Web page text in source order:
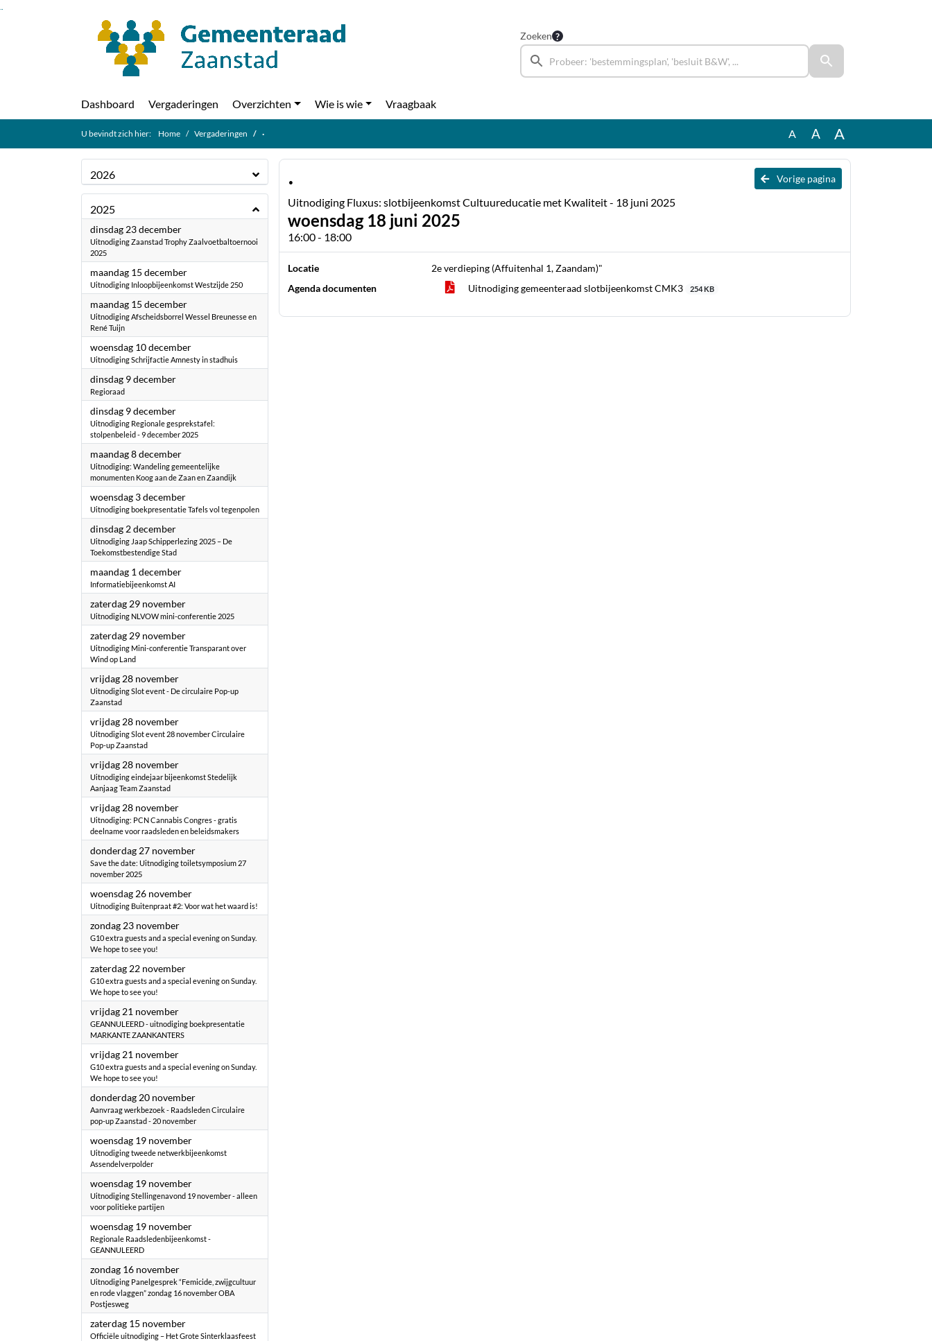
Ga naar de inhoud van deze pagina
Zoeken
Dashboard Vergaderingen Overzichten Wie is wie Vraagbaak
U bevindt zich hier: Home Vergaderingen · A A A
2026
2025
dinsdag 23 december2025
Uitnodiging Zaanstad Trophy Zaalvoetbaltoernooi
2025
maandag 15 december2025
Uitnodiging Inloopbijeenkomst Westzijde 250
maandag 15 december2025
Uitnodiging Afscheidsborrel Wessel Breunesse en
René Tuijn
woensdag 10 december2025
Uitnodiging Schrijfactie Amnesty in stadhuis
dinsdag 9 december2025
Regioraad
dinsdag 9 december2025
Uitnodiging Regionale gesprekstafel:
stolpenbeleid - 9 december 2025
maandag 8 december2025
Uitnodiging: Wandeling gemeentelijke
monumenten Koog aan de Zaan en Zaandijk
woensdag 3 december2025
Uitnodiging boekpresentatie Tafels vol tegenpolen
dinsdag 2 december2025
Uitnodiging Jaap Schipperlezing 2025 – De
Toekomstbestendige Stad
maandag 1 december2025
Informatiebijeenkomst AI
zaterdag 29 november2025
Uitnodiging NLVOW mini-conferentie 2025
zaterdag 29 november2025
Uitnodiging Mini-conferentie Transparant over
Wind op Land
vrijdag 28 november2025
Uitnodiging Slot event - De circulaire Pop-up
Zaanstad
vrijdag 28 november2025
Uitnodiging Slot event 28 november Circulaire
Pop-up Zaanstad
vrijdag 28 november2025
Uitnodiging eindejaar bijeenkomst Stedelijk
Aanjaag Team Zaanstad
vrijdag 28 november2025
Uitnodiging: PCN Cannabis Congres - gratis
deelname voor raadsleden en beleidsmakers
donderdag 27 november2025
Save the date: Uitnodiging toiletsymposium 27
november 2025
woensdag 26 november2025
Uitnodiging Buitenpraat #2: Voor wat het waard is!
zondag 23 november2025
G10 extra guests and a special evening on Sunday.
We hope to see you!
zaterdag 22 november2025
G10 extra guests and a special evening on Sunday.
We hope to see you!
vrijdag 21 november2025
GEANNULEERD - uitnodiging boekpresentatie
MARKANTE ZAANKANTERS
vrijdag 21 november2025
G10 extra guests and a special evening on Sunday.
We hope to see you!
donderdag 20 november2025
Aanvraag werkbezoek - Raadsleden Circulaire
pop-up Zaanstad - 20 november
woensdag 19 november2025
Uitnodiging tweede netwerkbijeenkomst
Assendelverpolder
woensdag 19 november2025
Uitnodiging Stellingenavond 19 november - alleen
voor politieke partijen
woensdag 19 november2025
Regionale Raadsledenbijeenkomst -
GEANNULEERD
zondag 16 november2025
Uitnodiging ​Panelgesprek “Femicide, zwijgcultuur
en rode vlaggen” zondag 16 november OBA
Postjesweg
zaterdag 15 november2025
Officiële uitnodiging – Het Grote Sinterklaasfeest
Vorige pagina
·
Uitnodiging Fluxus: slotbijeenkomst Cultuureducatie met Kwaliteit - 18 juni 2025
woensdag 18 juni 2025
16:00 - 18:00
Locatie
2e verdieping (Affuitenhal 1, Zaandam)"
Agenda documenten
Uitnodiging gemeenteraad slotbijeenkomst CMK3 254 KB